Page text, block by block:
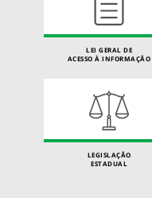
LEI GERAL DE
ACESSO À INFORMAÇÃO
LEGISLAÇÃO
ESTADUAL